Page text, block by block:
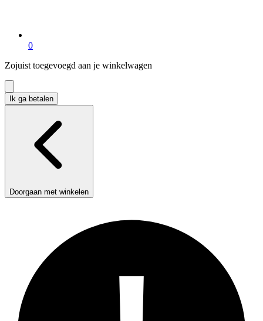
0artikelen
winkelwagen
Zojuist toegevoegd aan je winkelwagen
Ik ga betalen
Doorgaan met winkelen